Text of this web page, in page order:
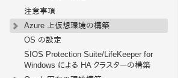
注意事項
Azure 上仮想環境の構築
OS の設定
SIOS Protection Suite/LifeKeeper for
Windows による HA クラスターの構築